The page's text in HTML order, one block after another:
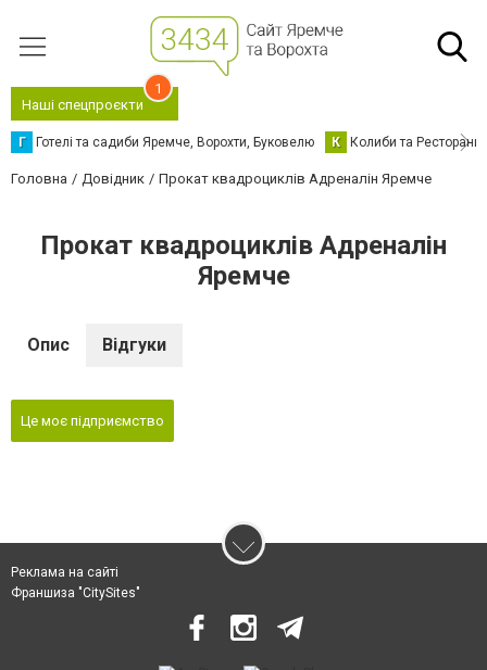
Наші спецпроєкти
1
Г Готелі та садиби Яремче, Ворохти, Буковелю К Колиби та Ресторани
Головна Довідник Прокат квадроциклів Адреналін Яремче
Прокат квадроциклів Адреналін
Яремче
Опис Відгуки
Це моє підприємство
Реклама на сайті
Франшиза "CitySites"